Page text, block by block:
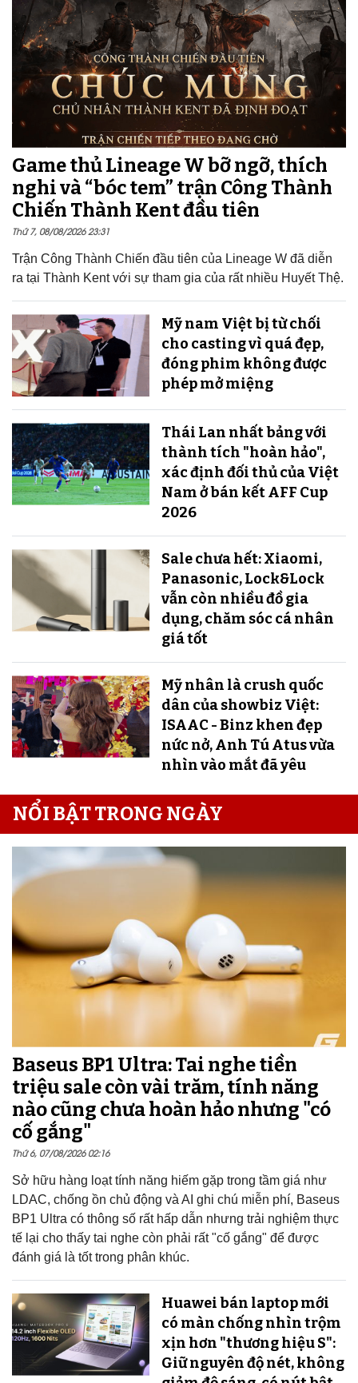
Game thủ Lineage W bỡ ngỡ, thích
nghi và “bóc tem” trận Công Thành
Chiến Thành Kent đầu tiên
Thứ 7, 08/08/2026 23:31
Trận Công Thành Chiến đầu tiên của Lineage W đã diễn
ra tại Thành Kent với sự tham gia của rất nhiều Huyết Thệ.
Mỹ nam Việt bị từ chối
cho casting vì quá đẹp,
đóng phim không được
phép mở miệng
Thái Lan nhất bảng với
thành tích "hoàn hảo",
xác định đối thủ của Việt
Nam ở bán kết AFF Cup
2026
Sale chưa hết: Xiaomi,
Panasonic, Lock&Lock
vẫn còn nhiều đồ gia
dụng, chăm sóc cá nhân
giá tốt
Mỹ nhân là crush quốc
dân của showbiz Việt:
ISAAC - Binz khen đẹp
nức nở, Anh Tú Atus vừa
nhìn vào mắt đã yêu
NỔI BẬT TRONG NGÀY
Baseus BP1 Ultra: Tai nghe tiền
triệu sale còn vài trăm, tính năng
nào cũng chưa hoàn hảo nhưng "có
cố gắng"
Thứ 6, 07/08/2026 02:16
Sở hữu hàng loạt tính năng hiếm gặp trong tầm giá như
LDAC, chống ồn chủ động và AI ghi chú miễn phí, Baseus
BP1 Ultra có thông số rất hấp dẫn nhưng trải nghiệm thực
tế lại cho thấy tai nghe còn phải rất "cố gắng" để được
đánh giá là tốt trong phân khúc.
Huawei bán laptop mới
có màn chống nhìn trộm
xịn hơn "thương hiệu S":
Giữ nguyên độ nét, không